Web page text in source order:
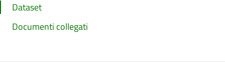
Dataset
Documenti collegati